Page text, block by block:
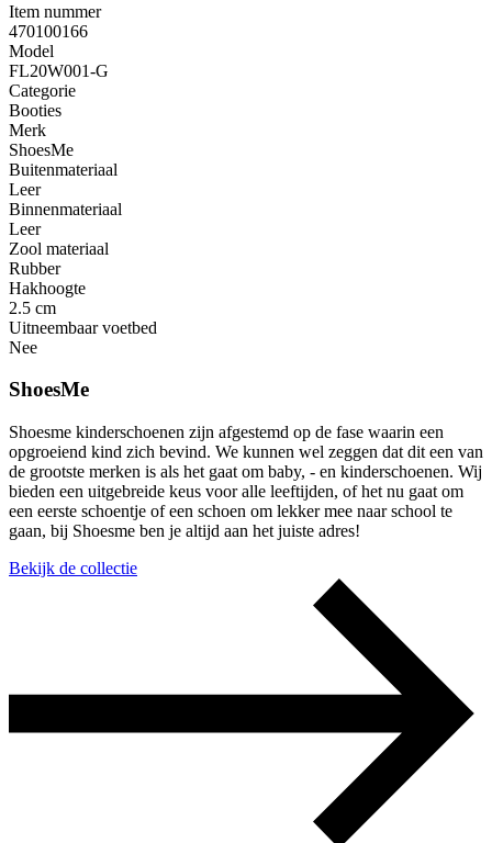
Item nummer
470100166
Model
FL20W001-G
Categorie
Booties
Merk
ShoesMe
Buitenmateriaal
Leer
Binnenmateriaal
Leer
Zool materiaal
Rubber
Hakhoogte
2.5 cm
Uitneembaar voetbed
Nee
ShoesMe
Shoesme kinderschoenen zijn afgestemd op de fase waarin een
opgroeiend kind zich bevind. We kunnen wel zeggen dat dit een van
de grootste merken is als het gaat om baby, - en kinderschoenen. Wij
bieden een uitgebreide keus voor alle leeftijden, of het nu gaat om
een eerste schoentje of een schoen om lekker mee naar school te
gaan, bij Shoesme ben je altijd aan het juiste adres!
Bekijk de collectie